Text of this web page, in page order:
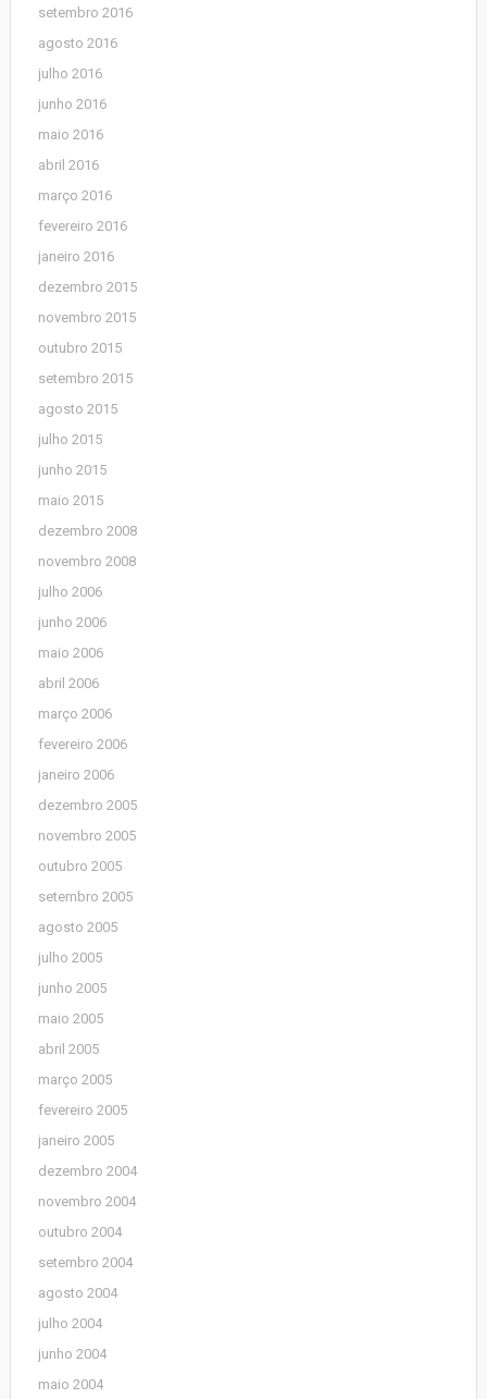
setembro 2016
agosto 2016
julho 2016
junho 2016
maio 2016
abril 2016
março 2016
fevereiro 2016
janeiro 2016
dezembro 2015
novembro 2015
outubro 2015
setembro 2015
agosto 2015
julho 2015
junho 2015
maio 2015
dezembro 2008
novembro 2008
julho 2006
junho 2006
maio 2006
abril 2006
março 2006
fevereiro 2006
janeiro 2006
dezembro 2005
novembro 2005
outubro 2005
setembro 2005
agosto 2005
julho 2005
junho 2005
maio 2005
abril 2005
março 2005
fevereiro 2005
janeiro 2005
dezembro 2004
novembro 2004
outubro 2004
setembro 2004
agosto 2004
julho 2004
junho 2004
maio 2004